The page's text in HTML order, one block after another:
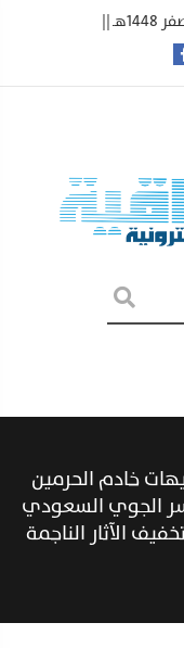
خادم الحرمين
الجوي السعودي
الآثار الناجمة